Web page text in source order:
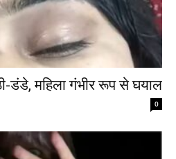
डंडे, महिला गंभीर रूप से घयाल
0